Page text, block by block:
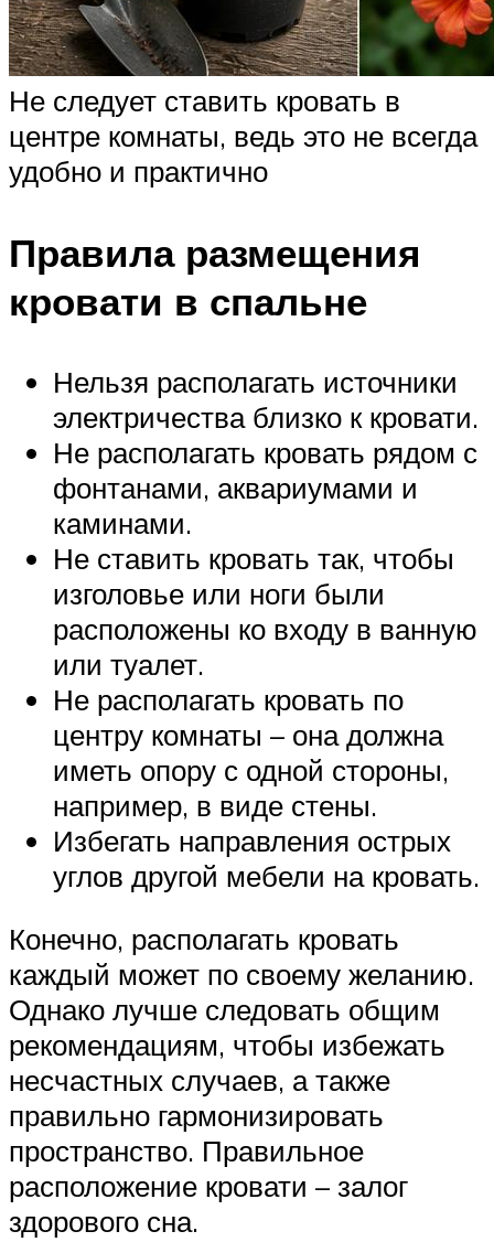
Не следует ставить кровать в
центре комнаты, ведь это не всегда
удобно и практично
Правила размещения
кровати в спальне
Нельзя располагать источники
электричества близко к кровати.
Не располагать кровать рядом с
фонтанами, аквариумами и
каминами.
Не ставить кровать так, чтобы
изголовье или ноги были
расположены ко входу в ванную
или туалет.
Не располагать кровать по
центру комнаты – она должна
иметь опору с одной стороны,
например, в виде стены.
Избегать направления острых
углов другой мебели на кровать.
Конечно, располагать кровать
каждый может по своему желанию.
Однако лучше следовать общим
рекомендациям, чтобы избежать
несчастных случаев, а также
правильно гармонизировать
пространство. Правильное
расположение кровати – залог
здорового сна.